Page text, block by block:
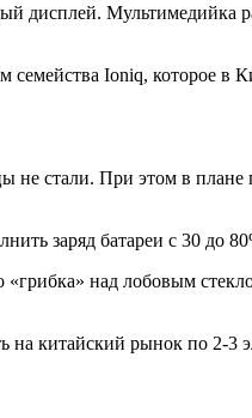
дисплей. Мультимедийка
Ioniq, которое в
не стали. При этом в
заряд батареи с 30 до
над лобовым
на китайский рынок по 2-